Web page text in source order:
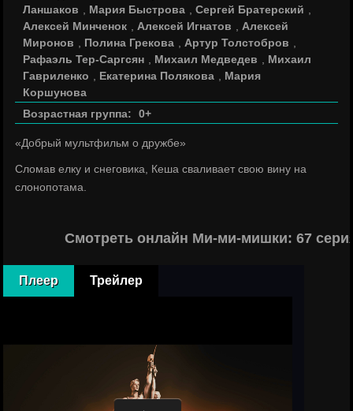
Ланшаков
Мария Быстрова ,Сергей Братерский
Алексей Минченок
Алексей Игнатов
Алексей
Миронов
Полина Грекова Артур Толстобров
Рафаэль Тер-Саргсян
Михаил Медведев
Михаил
Гавриленко
Екатерина Полякова
Мария
Коршунова
Возрастная группа:
0+
«Добрый мультфильм о дружбе»
Сломав елку и снеговика, Кеша сваливает свою вину на
слонопотама.
Смотреть онлайн Ми-ми-мишки: 67
Плеер Трейлер